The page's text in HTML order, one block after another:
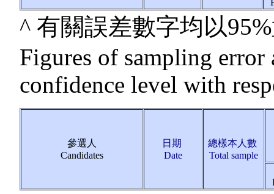
^ 有關誤差數字均以
Figures of sampling error
confidence level with
參選人
Candidates
日期
Date
總樣本人數
Total sample